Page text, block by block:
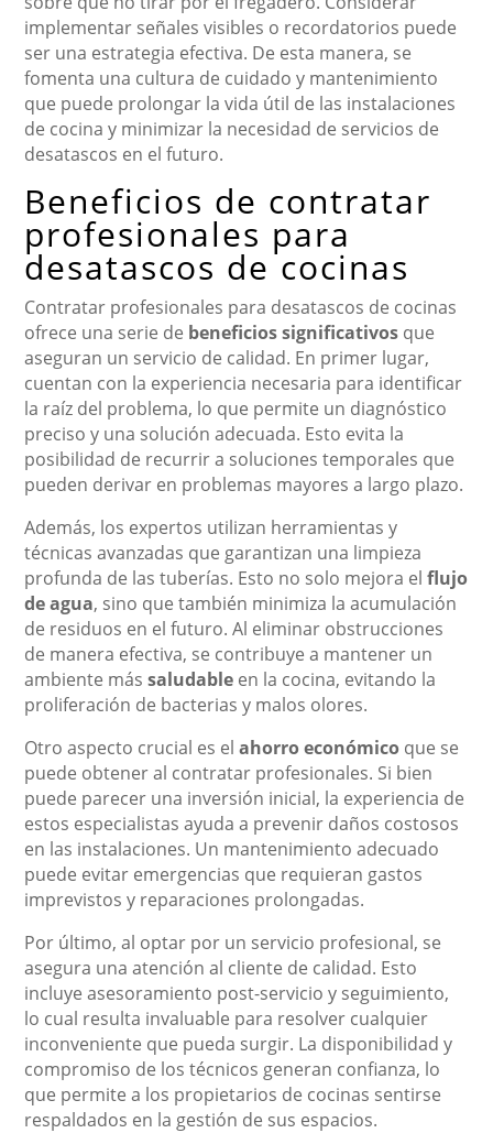
implementar señales visibles o recordatorios puede
ser una estrategia efectiva. De esta manera, se
fomenta una cultura de cuidado y mantenimiento
que puede prolongar la vida útil de las instalaciones
de cocina y minimizar la necesidad de servicios de
desatascos en el futuro.
Beneficios de contratar
profesionales para
desatascos de cocinas
Contratar profesionales para desatascos de cocinas
ofrece una serie de beneficios significativos que
aseguran un servicio de calidad. En primer lugar,
cuentan con la experiencia necesaria para identificar
la raíz del problema, lo que permite un diagnóstico
preciso y una solución adecuada. Esto evita la
posibilidad de recurrir a soluciones temporales que
pueden derivar en problemas mayores a largo plazo.
Además, los expertos utilizan herramientas y
técnicas avanzadas que garantizan una limpieza
profunda de las tuberías. Esto no solo mejora elflujo
de agua, sino que también minimiza la acumulación
de residuos en el futuro. Al eliminar obstrucciones
de manera efectiva, se contribuye a mantener un
ambiente mássaludable en la cocina, evitando la
proliferación de bacterias y malos olores.
Otro aspecto crucial es elahorro económico que se
puede obtener al contratar profesionales. Si bien
puede parecer una inversión inicial, la experiencia de
estos especialistas ayuda a prevenir daños costosos
en las instalaciones. Un mantenimiento adecuado
puede evitar emergencias que requieran gastos
imprevistos y reparaciones prolongadas.
Por último, al optar por un servicio profesional, se
asegura una atención al cliente de calidad. Esto
incluye asesoramiento post-servicio y seguimiento,
lo cual resulta invaluable para resolver cualquier
inconveniente que pueda surgir. La disponibilidad y
compromiso de los técnicos generan confianza, lo
que permite a los propietarios de cocinas sentirse
respaldados en la gestión de sus espacios.